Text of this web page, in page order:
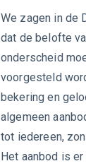
We zagen in de
dat de belofte
onderscheid
voorgesteld
bekering en
algemeen
tot iedereen,
Het aanbod is